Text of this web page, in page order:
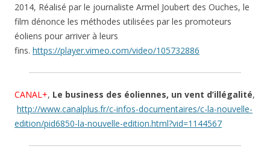
2014, Réalisé par le journaliste Armel Joubert des Ouches, le
film dénonce les méthodes utilisées par les promoteurs
éoliens pour arriver à leurs
fins. https://player.vimeo.com/video/105732886
CANAL+, Le business des éoliennes, un vent d’illégalité,
http://www.canalplus.fr/c-infos-documentaires/c-la-nouvelle-
edition/pid6850-la-nouvelle-edition.html?vid=1144567